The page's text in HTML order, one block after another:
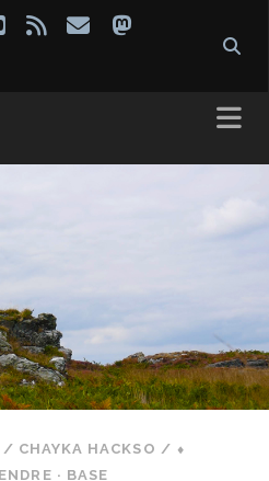
youtube
rss emailmastodon
/ CHAYKA HACKSO / ⬧
· BASE